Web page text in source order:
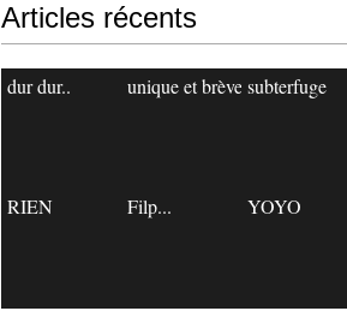
Articles récents
dur dur.. unique et brève subterfuge
RIEN Filp... YOYO